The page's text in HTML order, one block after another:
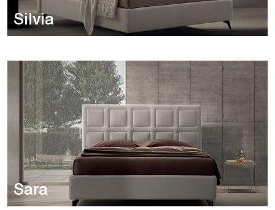
Silvia
Sara